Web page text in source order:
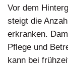
Vor dem
steigt die
erkranken.
Pflege und
kann bei